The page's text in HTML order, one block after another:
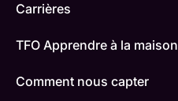
Carrières
TFO Apprendre à la maison
Comment nous capter